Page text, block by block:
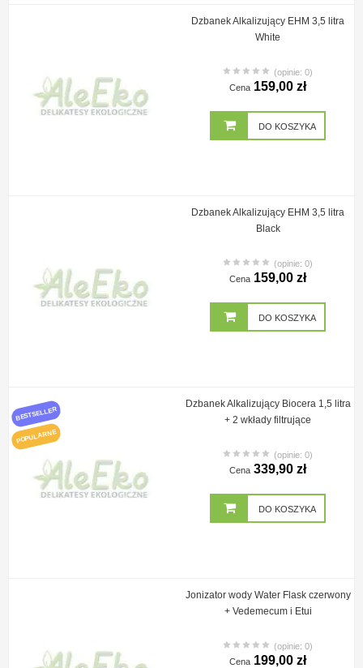
Dzbanek Alkalizujący EHM 3,5 litra
White
(opinie: 0)
Cena 159,00 zł
DO KOSZYKA
Dzbanek Alkalizujący EHM 3,5 litra
Black
(opinie: 0)
Cena 159,00 zł
DO KOSZYKA
BESTSELLER
POPULARNE
Dzbanek Alkalizujący Biocera 1,5 litra
+ 2 wkłady filtrujące
(opinie: 0)
Cena 339,90 zł
DO KOSZYKA
Jonizator wody Water Flask czerwony
+ Vedemecum i Etui
(opinie: 0)
Cena 199,00 zł